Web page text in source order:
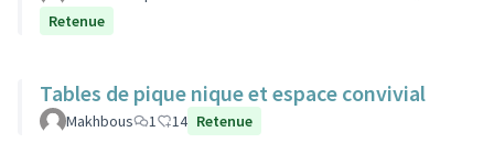
Retenue
Tables de pique nique et espace convivial
Makhbous 1 14 Retenue